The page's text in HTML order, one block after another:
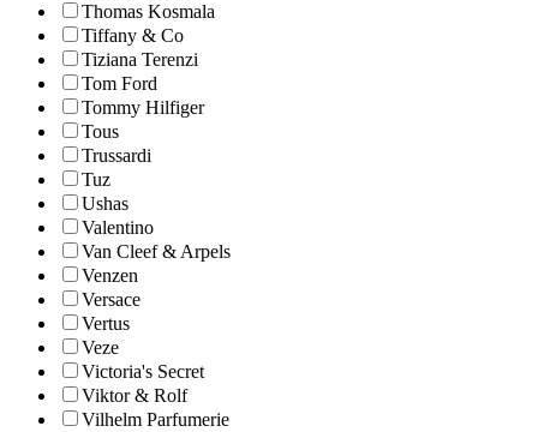
Thomas Kosmala
Tiffany & Co
Tiziana Terenzi
Tom Ford
Tommy Hilfiger
Tous
Trussardi
Tuz
Ushas
Valentino
Van Cleef & Arpels
Venzen
Versace
Vertus
Veze
Victoria's Secret
Viktor & Rolf
Vilhelm Parfumerie